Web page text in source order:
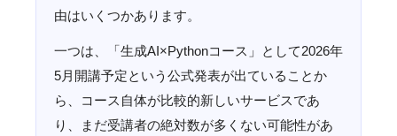
由はいくつかあります。
一つは、「生成AI×Pythonコース」として2026年
5月開講予定という公式発表が出ていることか
ら、コース自体が比較的新しいサービスであ
り、まだ受講者の絶対数が多くない可能性があ